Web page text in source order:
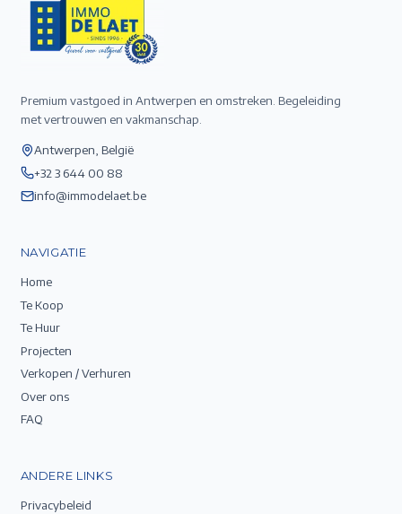
Premium vastgoed in Antwerpen en omstreken. Begeleiding
met vertrouwen en vakmanschap.
Antwerpen, België
+32 3 644 00 88
info@immodelaet.be
NAVIGATIE
Home
Te Koop
Te Huur
Projecten
Verkopen / Verhuren
Over ons
FAQ
ANDERE LINKS
Privacybeleid